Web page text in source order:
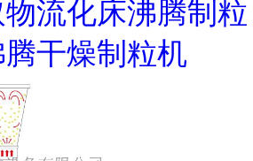
流化床沸腾制粒
干燥制粒机